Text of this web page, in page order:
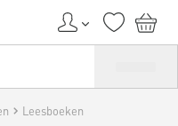
Leesboeken